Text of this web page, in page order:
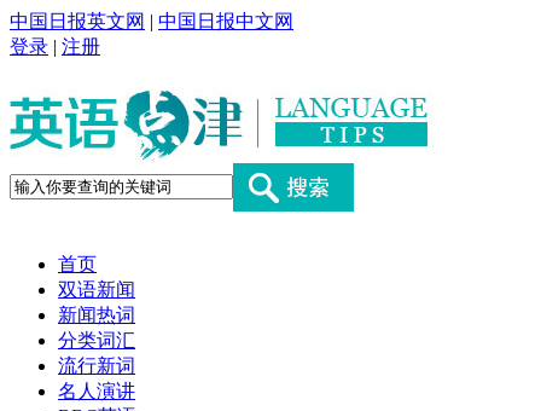
中国日报英文网 | 中国日报中文网
登录 | 注册
首页
双语新闻
新闻热词
分类词汇
流行新词
名人演讲